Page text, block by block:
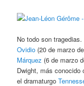
No todo son
Ovidio (20 de marzo
Márquez (6 de marzo
Dwight, más conocido
el dramaturgo